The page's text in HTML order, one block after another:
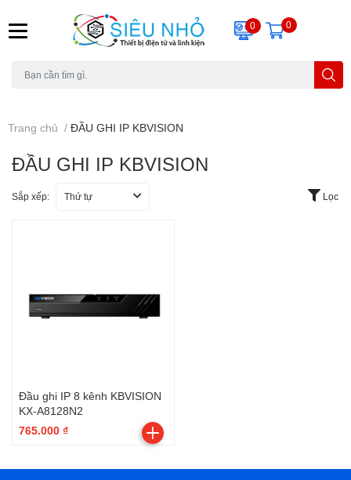
0 0
Trang chủ / ĐẦU GHI IP KBVISION
ĐẦU GHI IP KBVISION
Sắp xếp: Thứ tự Lọc
Đầu ghi IP 8 kênh KBVISION
KX-A8128N2
765.000 ₫